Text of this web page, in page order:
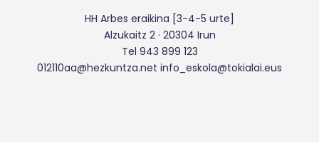
HH Arbes eraikina [3-4-5 urte]
Alzukaitz 2 · 20304 Irun
Tel 943 899 123
012110aa@hezkuntza.net info_eskola@tokialai.eus